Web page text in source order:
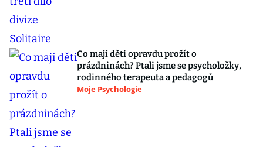
Co mají děti opravdu prožít o
prázdninách? Ptali jsme se psycholožky,
rodinného terapeuta a pedagogů
Moje Psychologie